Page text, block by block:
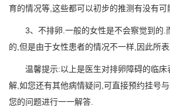
育的情况等,这些都可以初步的推测有没有可
3、不排卵.一般的女性是不会察觉到的.
的,但是由于女性患者的情况不一样,因此所
温馨提示:以上是医生对排卵障碍的临床
解,如您还有其他病情疑问,可直接预约挂号
您的问题进行一一解答.